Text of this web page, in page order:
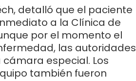
detalló que el paciente
a la Clínica de
por el momento el
las autoridades
especial. Los
también fueron